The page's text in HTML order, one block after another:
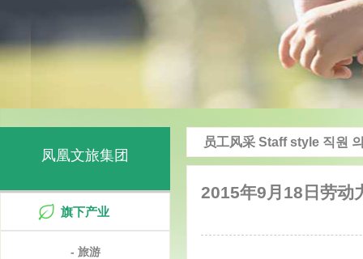
凤凰文旅集团
旗下产业
- 旅游
员工风采 Staff style 직원
2015年9月18日劳动